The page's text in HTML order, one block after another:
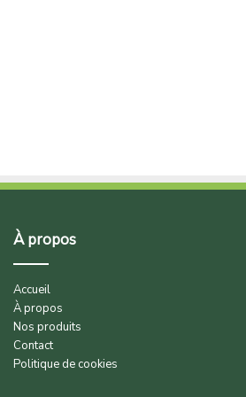
À propos
Accueil
À propos
Nos produits
Contact
Politique de cookies